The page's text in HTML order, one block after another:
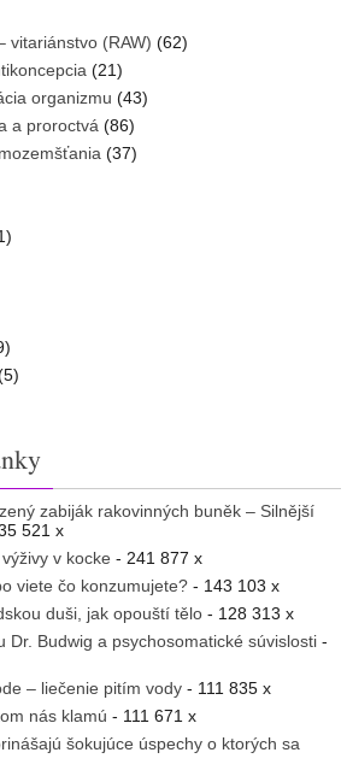
vitariánstvo (RAW) (62)
(21)
organizmu (43)
a proroctvá (86)
(37)
zabiják rakovinných buněk – Silnější
521 x
v kocke - 241 877 x
viete čo konzumujete? - 143 103 x
duši, jak opouští tělo - 128 313 x
Dr. Budwig a psychosomatické súvislosti -
– liečenie pitím vody - 111 835 x
nás klamú - 111 671 x
šokujúce úspechy o ktorých sa